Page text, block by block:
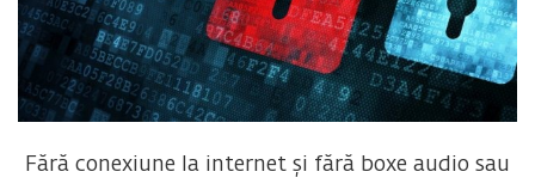
Fără conexiune la internet și fără boxe audio sau